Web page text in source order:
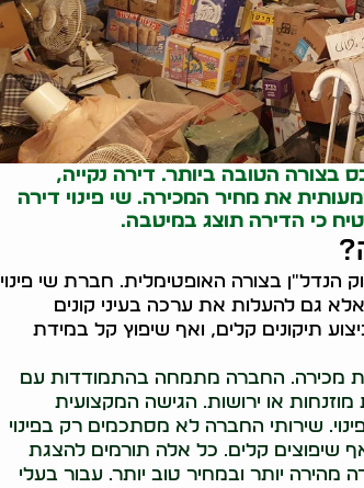
בצורה הטובה ביותר. דירה נקייה,
את מחיר המכירה. שי פינוי דירה
כי הדירה תוצג במיטבה.
הנדל"ן בצורה האופטימלית. חברת שי פינוי
גם להעלות את ערכה בעיני קונים
ביצוע תיקונים קלים, ואף שיפוץ קל במידת
מכירה. החברה מתמחה בהתמודדות עם
או ירושות. הגישה המקצועית
שירותי החברה לא מסתכמים רק בפינוי
אף שיפוצים קלים. כל אלה תורמים להצגת
מהירה יותר ובמחיר טוב יותר. עבור בעלי